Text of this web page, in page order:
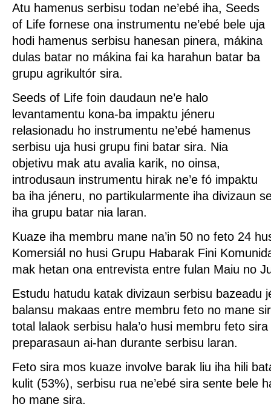
Atu hamenus serbisu todan ne’ebé iha, Seeds
of Life fornese ona instrumentu ne’ebé bele uja
hodi hamenus serbisu hanesan pinera, mákina
dulas batar no mákina fai ka harahun batar ba
grupu agrikultór sira.
Seeds of Life foin daudaun ne’e halo
levantamentu kona-ba impaktu jéneru
relasionadu ho instrumentu ne’ebé hamenus
serbisu uja husi grupu fini batar sira. Nia
objetivu mak atu avalia karik, no oinsa,
introdusaun instrumentu hirak ne’e fó impaktu
ba iha jéneru, no partikularmente iha divizaun
iha grupu batar nia laran.
Kuaze iha membru mane na’in 50 no feto 24
Komersiál no husi Grupu Habarak Fini
mak hetan ona entrevista entre fulan Maiu no
Estudu hatudu katak divizaun serbisu bazeadu
balansu makaas entre membru feto no mane
total lalaok serbisu hala’o husi membru feto
preparasaun ai-han durante serbisu laran.
Feto sira mos kuaze involve barak liu iha hili
kulit (53%), serbisu rua ne’ebé sira sente bele
ho mane sira.